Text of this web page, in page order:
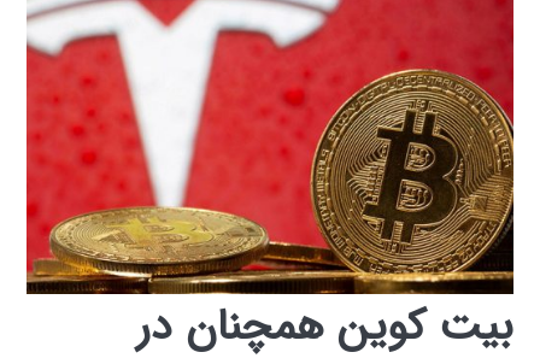
بیت کوین همچنان در